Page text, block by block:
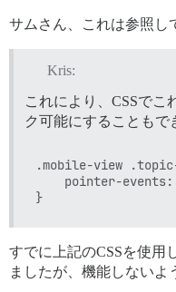
サムさん、これは参照し
Kris:
これにより、CSSでこ
ク可能にすることもで
.mobile-view
pointer-events:
すでに上記のCSSを使用
ましたが、機能しないよ